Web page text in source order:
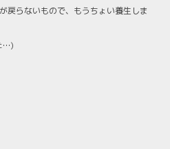
戻らないもので、もうちょい養生しま
…)